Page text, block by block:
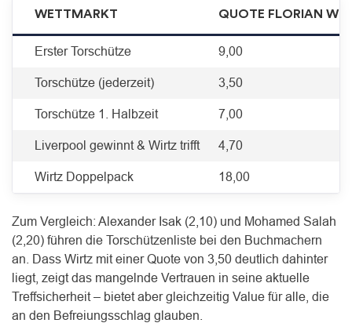
WETTMARKT QUOTE FLORIAN
Erster Torschütze 9,00
Torschütze (jederzeit) 3,50
Torschütze 1. Halbzeit 7,00
Liverpool gewinnt & Wirtz trifft 4,70
Wirtz Doppelpack 18,00
Zum Vergleich: Alexander Isak (2,10) und Mohamed Salah
(2,20) führen die Torschützenliste bei den Buchmachern
an. Dass Wirtz mit einer Quote von 3,50 deutlich dahinter
liegt, zeigt das mangelnde Vertrauen in seine aktuelle
Treffsicherheit – bietet aber gleichzeitig Value für alle, die
an den Befreiungsschlag glauben.